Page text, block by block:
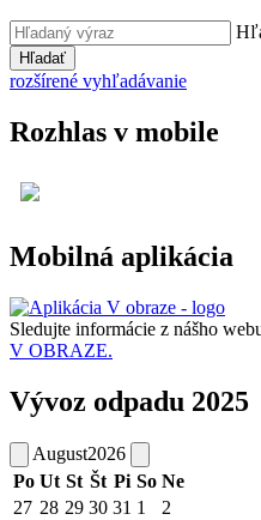
Hľadať
rozšírené vyhľadávanie
Rozhlas v mobile
Mobilná aplikácia
Sledujte informácie z nášho
V OBRAZE.
Vývoz odpadu 2025
August2026
Po Ut St Št Pi So Ne
27 28 29 30 31 1 2